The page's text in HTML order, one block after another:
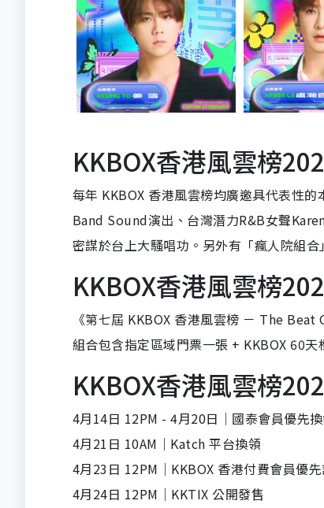
KKBOX香港風雲榜
每年 KKBOX 香港風雲榜均廣邀具代表性
Band Sound演出、台灣潛力R&B女聲
密謀於台上大騷唱功。另外有「瘋人院組
KKBOX香港風雲榜
《第七屆 KKBOX 香港風雲榜 － The Beat
組合包含指定區域門票一張 + KKBOX 60天
KKBOX香港風雲榜
4月14日 12PM - 4月20日｜國泰會員優先
4月21日 10AM｜Katch 平台換領
4月23日 12PM｜KKBOX 香港付費會員優
4月24日 12PM｜KKTIX 公開發售